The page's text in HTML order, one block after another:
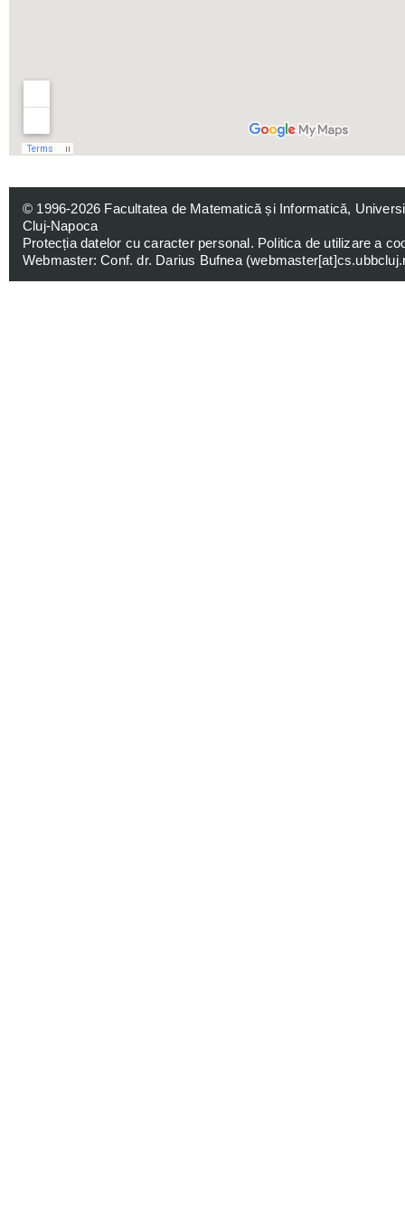
© 1996-2026 Facultatea de Matematică și Informatică,
Cluj-Napoca
Protecția datelor cu caracter personal. Politica de utilizare a
Webmaster: Conf. dr. Darius Bufnea (